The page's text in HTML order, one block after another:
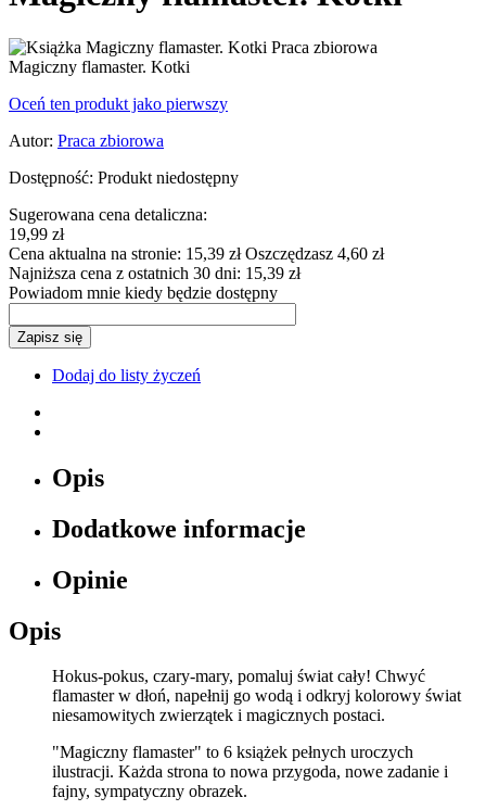
Magiczny flamaster. Kotki
Oceń ten produkt jako pierwszy
Autor: Praca zbiorowa
Dostępność: Produkt niedostępny
Sugerowana cena detaliczna:
19,99 zł
Cena aktualna na stronie: 15,39 złOszczędzasz 4,60 zł
Najniższa cena z ostatnich 30 dni: 15,39 zł
Powiadom mnie kiedy będzie dostępny
Zapisz się
Dodaj do listy życzeń
Opis
Dodatkowe informacje
Opinie
Opis
Hokus-pokus, czary-mary, pomaluj świat cały! Chwyć
flamaster w dłoń, napełnij go wodą i odkryj kolorowy świat
niesamowitych zwierzątek i magicznych postaci.
"Magiczny flamaster" to 6 książek pełnych uroczych
ilustracji. Każda strona to nowa przygoda, nowe zadanie i
fajny, sympatyczny obrazek.